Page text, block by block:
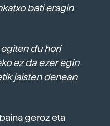
bati eragin
du hori
ez da ezer egin
jaisten denean
geroz eta